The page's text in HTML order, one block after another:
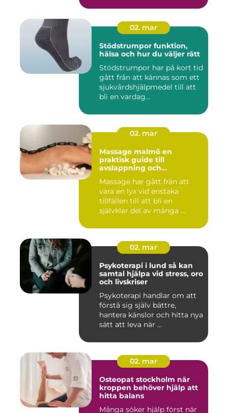
02. mar
Stödstrumpor funktion,
hälsa och hur du väljer rätt
Stödstrumpor har på kort tid
gått från att kännas som ett
sjukvårdshjälpmedel till att
bli en vardag...
02. mar
Massage malmö en
praktisk guide till
avslappning och
Massage har gått från att
vara en lyx vid enstaka
tillfällen till att bli en
självklar del av många ...
02. mar
Psykoterapi i lund så kan
samtal hjälpa vid stress, oro
och livskriser
Psykoterapi handlar om att
förstå sig själv bättre,
hantera känslor och hitta nya
sätt att leva när ...
02. mar
Osteopat stockholm när
kroppen behöver hjälp att
hitta balans
Många söker hjälp först när